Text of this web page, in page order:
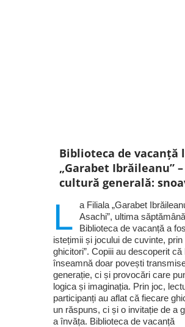
Biblioteca de vacanță
„Garabet Ibrăileanu”
cultură generală:
L
a Filiala „Garabet
Asachi”, ultima
Biblioteca de vacanță a
istețimii și jocului de cuvinte,
ghicitori”. Copiii au descoperit
înseamnă doar povești
generație, ci și provocări care
logica și imaginația. Prin joc,
participanți au aflat că fiecare
un răspuns, ci și o invitație de a
a învăța. Biblioteca de vacanță